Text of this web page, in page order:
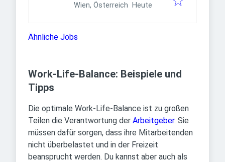
Wien, Österreich Veröffentlicht:
Heute
Ähnliche Jobs
Work-Life-Balance: Beispiele und
Tipps
Die optimale Work-Life-Balance ist zu großen
Teilen die Verantwortung der Arbeitgeber. Sie
müssen dafür sorgen, dass ihre Mitarbeitenden
nicht überbelastet und in der Freizeit
beansprucht werden. Du kannst aber auch als